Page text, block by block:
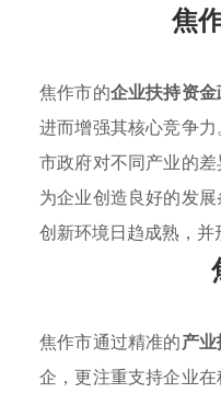
焦
焦作市的企业扶持资金
进而增强其核心竞争
市政府对不同产业的
为企业创造良好的发
创新环境日趋成熟，并
焦作市通过精准的产
企，更注重支持企业